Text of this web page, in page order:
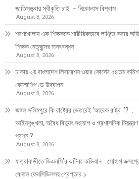
জাতিসত্ত্বার স্বীকৃতি চাই – নিকোলাস বিশ্বাস
August 8, 2026
শরণখোলায় এক শিক্ষককে শারীরিকভাবে লাঞ্ছিত করার
শিক্ষক নেতৃবৃন্দের মানববন্ধন
August 8, 2026
ঢাকায় ২য় বাংলাদেশ লিবারেশন ওয়ার কোর্সের ৫৪তম
ফেলোশিপ ডে উদ্‌যাপন
August 8, 2026
জঙ্গল সলিমপুরে কি রাষ্ট্রের ভেতরেই ‘আরেক রাষ্ট্র ’? :
আইনশৃঙ্খলা, অবৈধ বিদ্যুৎ সংযোগ ও প্রশাসনিক নিয়ন্ত্রণ
প্রশ্ন ?
August 8, 2026
যাত্রাবাড়ীতে ডিএনসি’র ঝটিকা অভিযান : সোহাগ
বোতল ফেনসিডিলসহ গ্রেপ্তার ১